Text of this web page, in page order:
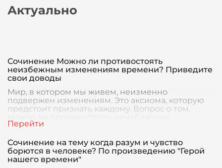
Актуально
Сочинение Можно ли противостоять
неизбежным изменениям времени? Приведите
свои доводы
Мир, в котором мы живем, неизменно
подвержен изменениям. Это аксиома, которую
предстоит признать каждому. Вопрос о том,
можно ли противостоять неизбежным
изменениям времени, сложен
Сочинение на тему когда разум и чувство
борются в человеке? По произведению "Герой
нашего времени"